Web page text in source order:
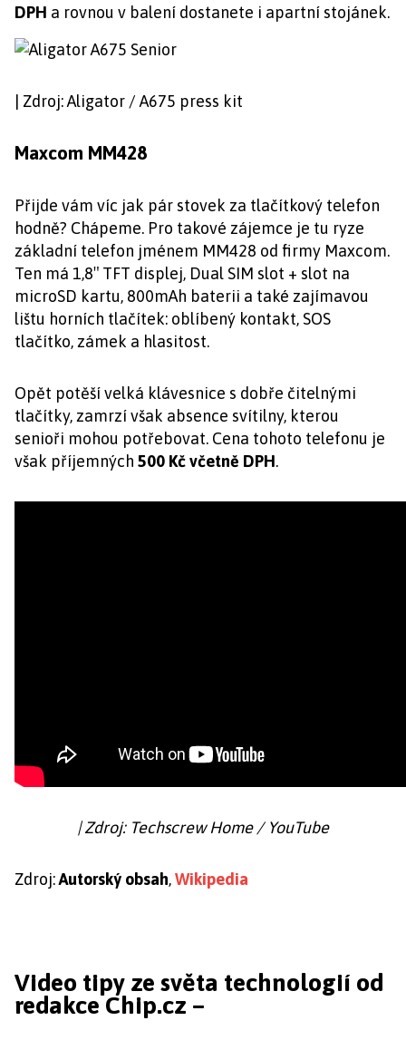
DPH a rovnou v balení dostanete i apartní stojánek.
| Zdroj: Aligator / A675 press kit
Maxcom MM428
Přijde vám víc jak pár stovek za tlačítkový telefon
hodně? Chápeme. Pro takové zájemce je tu ryze
základní telefon jménem MM428 od firmy Maxcom.
Ten má 1,8″ TFT displej, Dual SIM slot + slot na
microSD kartu, 800mAh baterii a také zajímavou
lištu horních tlačítek: oblíbený kontakt, SOS
tlačítko, zámek a hlasitost.
Opět potěší velká klávesnice s dobře čitelnými
tlačítky, zamrzí však absence svítilny, kterou
senioři mohou potřebovat. Cena tohoto telefonu je
však příjemných 500 Kč včetně DPH.
| Zdroj: Techscrew Home / YouTube
Zdroj:Autorský obsah,Wikipedia
Video tipy ze světa technologií od
redakce Chip.cz –